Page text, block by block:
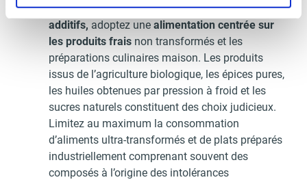
Pour lesintolérances aux conservateurs et
additifs, adoptez une alimentation centrée sur
les produits frais non transformés et les
préparations culinaires maison. Les produits
issus de l’agriculture biologique, les épices pures,
les huiles obtenues par pression à froid et les
sucres naturels constituent des choix judicieux.
Limitez au maximum la consommation
d’aliments ultra-transformés et de plats préparés
industriellement comprenant souvent des
composés à l’origine des intolérances